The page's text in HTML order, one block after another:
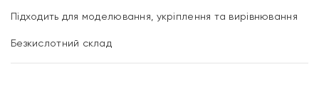
Підходить для моделювання, укріплення та вирівнювання
Безкислотний склад